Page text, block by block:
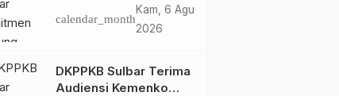
Penyusunan RAD
TPB/SDGs Sulawesi
calendar_month
Kam, 6 Agu
2026
DKPPKB Sulbar Terima
Audiensi Kemenko